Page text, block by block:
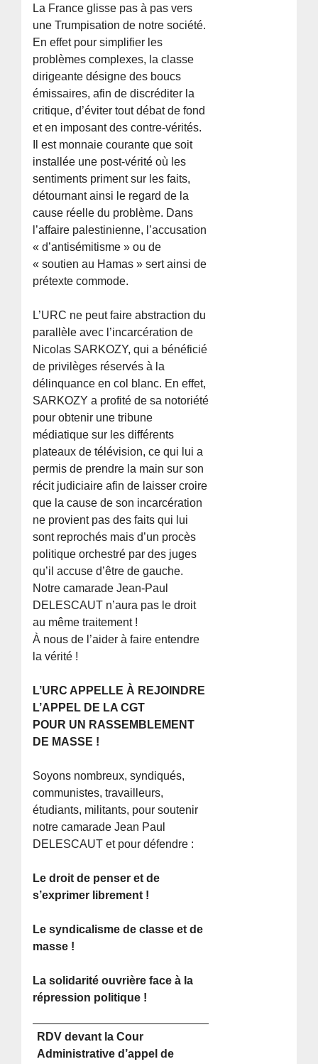
La France glisse pas à pas vers
une Trumpisation de notre société.
En effet pour simplifier les
problèmes complexes, la classe
dirigeante désigne des boucs
émissaires, afin de discréditer la
critique, d’éviter tout débat de fond
et en imposant des contre-vérités.
Il est monnaie courante que soit
installée une post-vérité où les
sentiments priment sur les faits,
détournant ainsi le regard de la
cause réelle du problème. Dans
l’affaire palestinienne, l’accusation
« d’antisémitisme » ou de
« soutien au Hamas » sert ainsi de
prétexte commode.
L’URC ne peut faire abstraction du
parallèle avec l’incarcération de
Nicolas SARKOZY, qui a bénéficié
de privilèges réservés à la
délinquance en col blanc. En effet,
SARKOZY a profité de sa notoriété
pour obtenir une tribune
médiatique sur les différents
plateaux de télévision, ce qui lui a
permis de prendre la main sur son
récit judiciaire afin de laisser croire
que la cause de son incarcération
ne provient pas des faits qui lui
sont reprochés mais d’un procès
politique orchestré par des juges
qu’il accuse d’être de gauche.
Notre camarade Jean-Paul
DELESCAUT n’aura pas le droit
au même traitement !
À nous de l’aider à faire entendre
la vérité !
L’URC APPELLE À REJOINDRE
L’APPEL DE LA CGT
POUR UN RASSEMBLEMENT
DE MASSE !
Soyons nombreux, syndiqués,
communistes, travailleurs,
étudiants, militants, pour soutenir
notre camarade Jean Paul
DELESCAUT et pour défendre :
Le droit de penser et de
s’exprimer librement !
Le syndicalisme de classe et de
masse !
La solidarité ouvrière face à la
répression politique !
RDV devant la Cour
Administrative d’appel de